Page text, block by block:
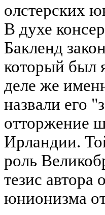
олстерских
В духе
Бакленд
который был
деле же
назвали его
отторжение
Ирландии.
роль
тезис автора
юнионизма